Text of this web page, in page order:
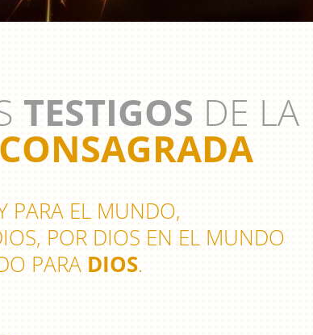
TESTIGOS DE LA
PARA EL MUNDO,
POR DIOS EN EL MUNDO
PARA DIOS.